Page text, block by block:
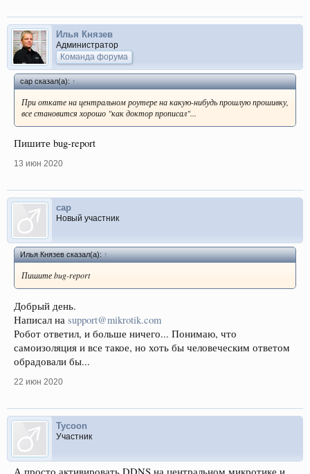
Илья Князев
Администратор
Команда форума
cap сказал(а):↑
При откате на центральном роутере на какую-нибудь прошлую прошивку,
все становится хорошо "как доктор прописал"...
Пишите bug-report
13 июн 2020
cap
Новый участник
Илья Князев сказал(а):↑
Пишите bug-report
Добрый день.
Написал на support@mikrotik.com
Робот ответил, и больше ничего... Понимаю, что
самоизоляция и все такое, но хоть бы человеческим ответом
обрадовали бы...
22 июн 2020
Tycoon
Участник